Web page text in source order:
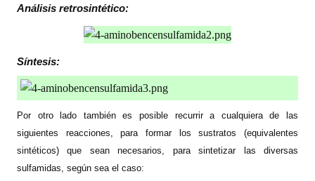
Análisis retrosintético:
Síntesis:
Por otro lado también es posible recurrir a cualquiera de las
siguientes reacciones, para formar los sustratos (equivalentes
sintéticos)
que sean necesarios, para sintetizar las diversas
sulfamidas, según sea el caso: